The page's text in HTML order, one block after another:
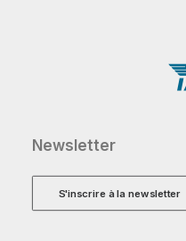
Newsletter
S'inscrire à la newsletter